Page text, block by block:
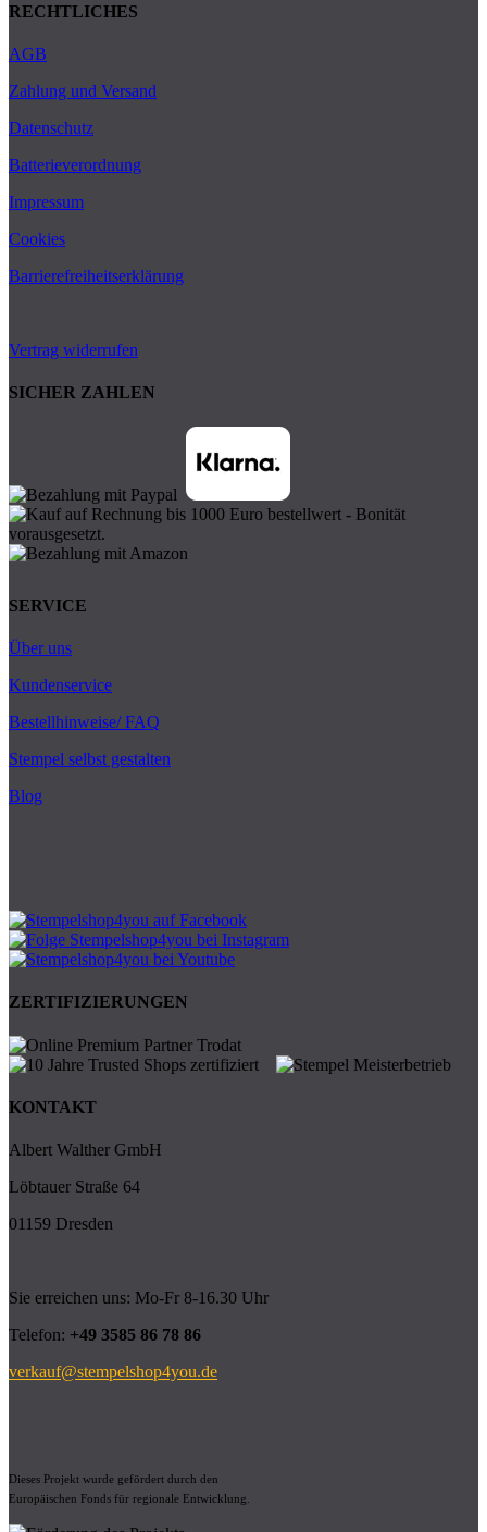
RECHTLICHES
AGB
Zahlung und Versand
Datenschutz
Batterieverordnung
Impressum
Cookies
Barrierefreiheitserklärung
Vertrag widerrufen
SICHER ZAHLEN
SERVICE
Über uns
Kundenservice
Bestellhinweise/ FAQ
Stempel selbst gestalten
Blog
ZERTIFIZIERUNGEN
KONTAKT
Albert Walther GmbH
Löbtauer Straße 64
01159 Dresden
Sie erreichen uns: Mo-Fr 8-16.30 Uhr
Telefon: +49 3585 86 78 86
verkauf@stempelshop4you.de
Dieses Projekt wurde gefördert durch den
Europäischen Fonds für regionale Entwicklung.